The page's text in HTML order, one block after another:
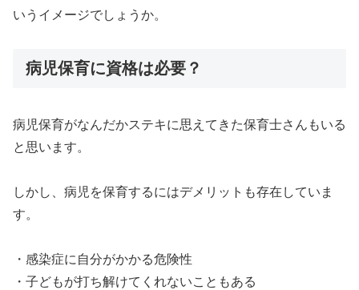
いうイメージでしょうか。
病児保育に資格は必要？
病児保育がなんだかステキに思えてきた保育士さんもいる
と思います。
しかし、病児を保育するにはデメリットも存在していま
す。
・感染症に自分がかかる危険性
・子どもが打ち解けてくれないこともある